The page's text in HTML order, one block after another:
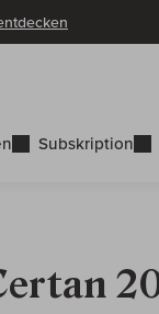
Subskription